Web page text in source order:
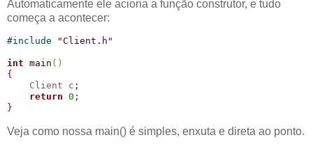
Automaticamente ele aciona a função construtor, e tudo
começa a acontecer:
#include "Client.h "
int main ( )
{
    Client c
;
return 0 ;
}
Veja como nossa main() é simples, enxuta e direta ao ponto.